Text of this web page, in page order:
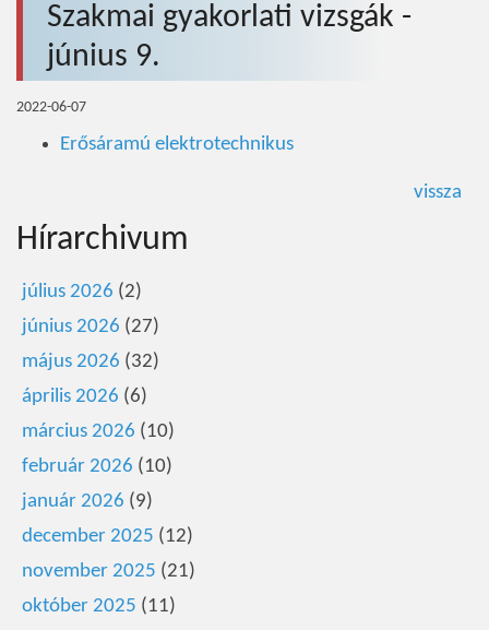
Szakmai gyakorlati vizsgák -
június 9.
2022-06-07
Erősáramú elektrotechnikus
vissza
Hírarchivum
július 2026 (2)
június 2026 (27)
május 2026 (32)
április 2026 (6)
március 2026 (10)
február 2026 (10)
január 2026 (9)
december 2025 (12)
november 2025 (21)
október 2025 (11)